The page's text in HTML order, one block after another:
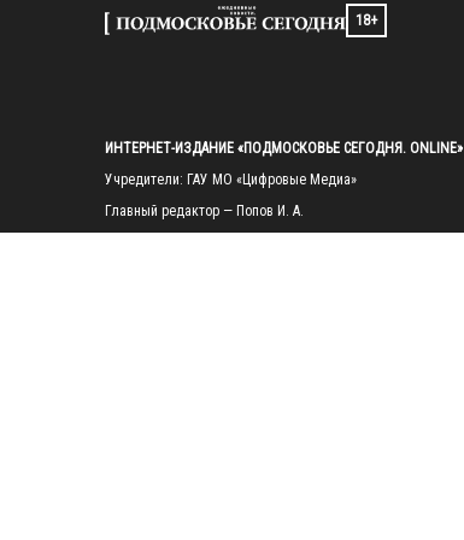
18+
ИНТЕРНЕТ-ИЗДАНИЕ «ПОДМОСКОВЬЕ СЕГОДНЯ. ONLINE»
Учредители: ГАУ МО «Цифровые Медиа»
Главный редактор — Попов И. А.